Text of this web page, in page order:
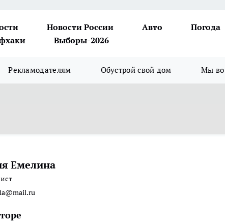
Новости России Авто Погода
Выборы-2026
Рекламодателям Обустрой свой дом Мы во
Емелина